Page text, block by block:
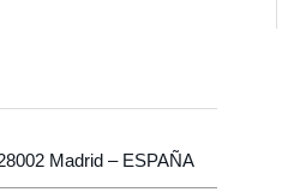
Madrid – ESPAÑA